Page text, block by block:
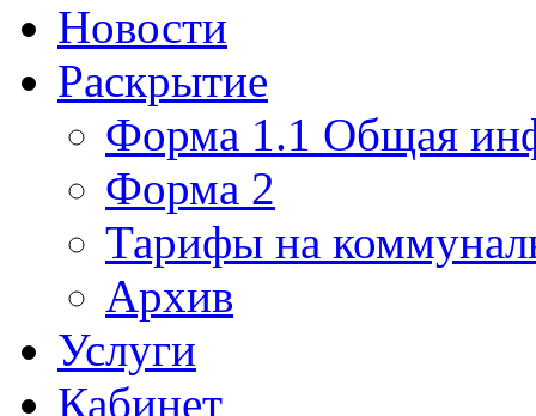
Новости
Раскрытие
Форма 1.1 Общая
Форма 2
Тарифы на
Архив
Услуги
Кабинет